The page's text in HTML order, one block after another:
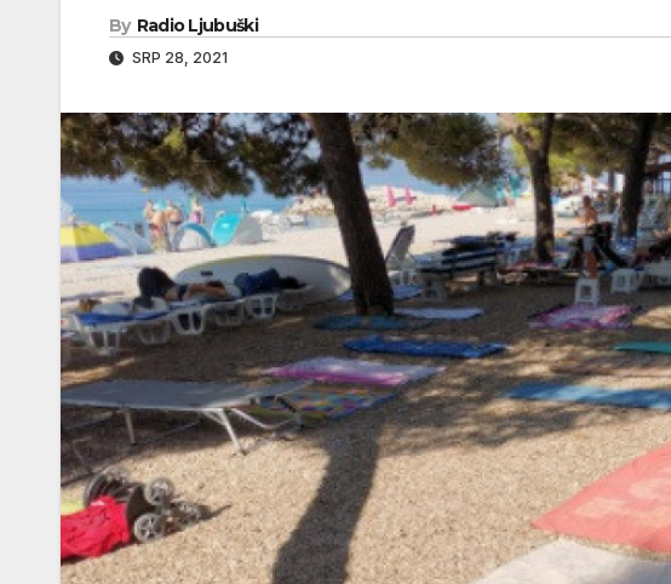
By Radio Ljubuški
SRP 28, 2021